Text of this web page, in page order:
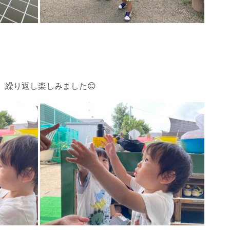
繰り返し楽しみました😊